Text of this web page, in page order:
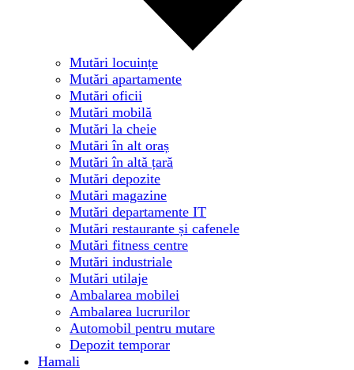
Mutări locuințe
Mutări apartamente
Mutări oficii
Mutări mobilă
Mutări la cheie
Mutări în alt oraș
Mutări în altă țară
Mutări depozite
Mutări magazine
Mutări departamente IT
Mutări restaurante și cafenele
Mutări fitness centre
Mutări industriale
Mutări utilaje
Ambalarea mobilei
Ambalarea lucrurilor
Automobil pentru mutare
Depozit temporar
Hamali